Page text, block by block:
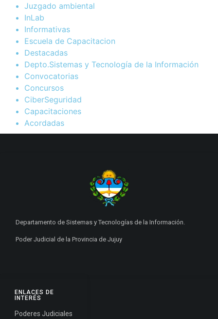
Juzgado ambiental
InLab
Informativas
Escuela de Capacitacion
Destacadas
Depto.Sistemas y Tecnología de la Información
Convocatorias
Concursos
CiberSeguridad
Capacitaciones
Acordadas
ENLACES DE
INTERÉS
Poderes Judiciales
Departamento de Sistemas y Tecnologías de la Información.
Poder Judicial de la Provincia de Jujuy